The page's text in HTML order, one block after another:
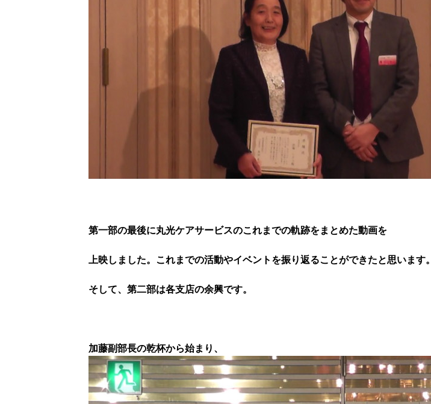
第一部の最後に丸光ケアサービスのこれまでの軌跡をまとめた動画を
上映しました。これまでの活動やイベントを振り返ることができたと思います。
そして、第二部は各支店の余興です。
加藤副部長の乾杯から始まり、